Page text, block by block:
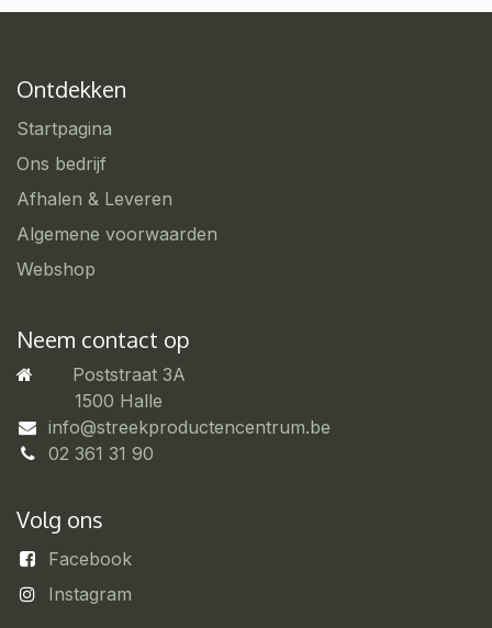
Ontdekken
Startpagina
Ons bedrijf
Afhalen & Leveren
Algemene voorwaarden
Webshop
Neem contact op
Poststraat 3A
​1500 Halle
info@streekproductencentrum.be
02 361 31 90
Volg ons
Facebook
Instagram